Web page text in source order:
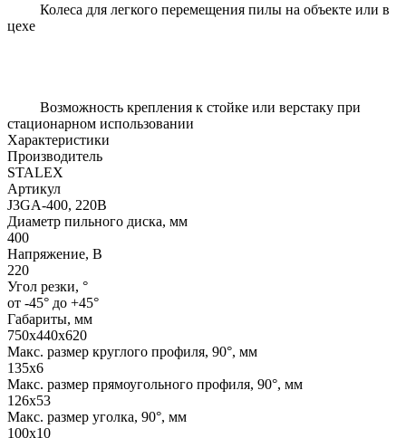
Колеса для легкого перемещения пилы на объекте или в
цехе
Возможность крепления к стойке или верстаку при
стационарном использовании
Характеристики
Производитель
STALEX
Артикул
J3GA-400, 220В
Диаметр пильного диска, мм
400
Напряжение, В
220
Угол резки, °
от -45° до +45°
Габариты, мм
750х440х620
Макс. размер круглого профиля, 90°, мм
135x6
Макс. размер прямоугольного профиля, 90°, мм
126x53
Макс. размер уголка, 90°, мм
100x10